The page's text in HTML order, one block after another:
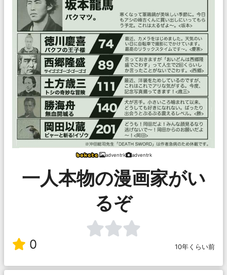
adventrk adventrk
一人本物の漫画家がい
るぞ
0 10年くらい前